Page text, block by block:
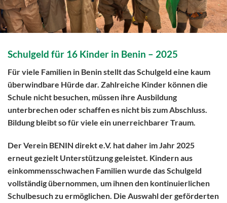
Schulgeld für 16 Kinder in Benin – 2025
Für viele Familien in Benin stellt das Schulgeld eine kaum
überwindbare Hürde dar. Zahlreiche Kinder können die
Schule nicht besuchen, müssen ihre Ausbildung
unterbrechen oder schaffen es nicht bis zum Abschluss.
Bildung bleibt so für viele ein unerreichbarer Traum.
Der Verein BENIN direkt e.V. hat daher im Jahr 2025
erneut gezielt Unterstützung geleistet. Kindern aus
einkommensschwachen Familien wurde dasSchulgeld
vollständig übernommen, um ihnen den kontinuierlichen
Schulbesuch zu ermöglichen. Die Auswahl der geförderten